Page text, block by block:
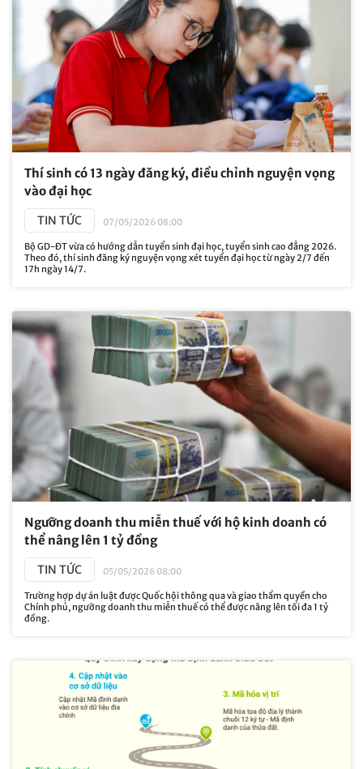
Thí sinh có 13 ngày đăng ký, điều chỉnh nguyện vọng
vào đại học
TIN TỨC 07/05/2026 08:00
Bộ GD-ĐT vừa có hướng dẫn tuyển sinh đại học, tuyển sinh cao đẳng 2026.
Theo đó, thí sinh đăng ký nguyện vọng xét tuyển đại học từ ngày 2/7 đến
17h ngày 14/7.
Ngưỡng doanh thu miễn thuế với hộ kinh doanh có
thể nâng lên 1 tỷ đồng
TIN TỨC 05/05/2026 08:00
Trường hợp dự án luật được Quốc hội thông qua và giao thẩm quyền cho
Chính phủ, ngưỡng doanh thu miễn thuế có thể được nâng lên tối đa 1 tỷ
đồng.